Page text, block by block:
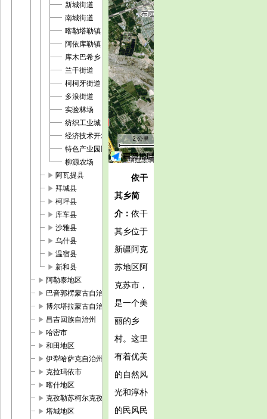
新城街道
南城街道
喀勒塔勒镇
阿依库勒镇
库木巴希乡
兰干街道
柯柯牙街道
多浪街道
实验林场
纺织工业城
经济技术开发区
特色产业园区
柳源农场
play_arrow 阿瓦提县
play_arrow 拜城县
play_arrow 柯坪县
play_arrow 库车县
play_arrow 沙雅县
play_arrow 乌什县
play_arrow 温宿县
play_arrow 新和县
play_arrow 阿勒泰地区
play_arrow 巴音郭楞蒙古自治州
play_arrow 博尔塔拉蒙古自治州
play_arrow 昌吉回族自治州
play_arrow 哈密市
play_arrow 和田地区
play_arrow 伊犁哈萨克自治州
play_arrow 克拉玛依市
play_arrow 喀什地区
play_arrow 克孜勒苏柯尔克孜自治州
play_arrow 塔城地区
2 公里
依干
其乡简
介： 依干
其乡位于
新疆阿克
苏地区阿
克苏市，
是一个美
丽的乡
村。这里
有着优美
的自然风
光和淳朴
的民风民